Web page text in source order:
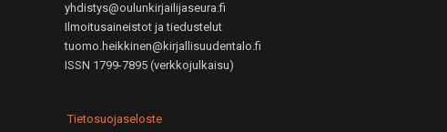
yhdistys@oulunkirjailijaseura.fi
Ilmoitusaineistot ja tiedustelut
tuomo.heikkinen@kirjallisuudentalo.fi
ISSN 1799-7895 (verkkojulkaisu)
Tietosuojaseloste